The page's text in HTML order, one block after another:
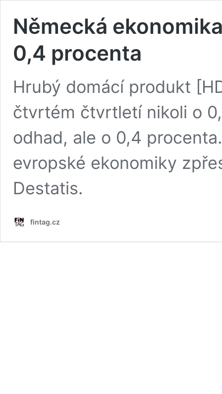
Německá
0,4 procenta
Hrubý domácí produkt
čtvrtém čtvrtletí nikoli o
odhad, ale o 0,4
evropské ekonomiky
Destatis.
fintag.cz